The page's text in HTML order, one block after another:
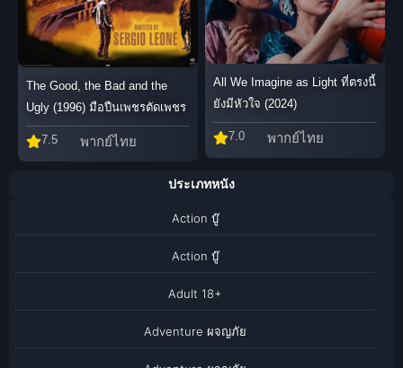
The Good, the Bad and the
Ugly (1996) มือปืนเพชรตัดเพชร
7.5 พากย์ไทย
All We Imagine as Light ที่ตรงนี้
ยังมีหัวใจ (2024)
7.0 พากย์ไทย
ประเภทหนัง
Action บู๊
Action บู๊
Adult 18+
Adventure ผจญภัย